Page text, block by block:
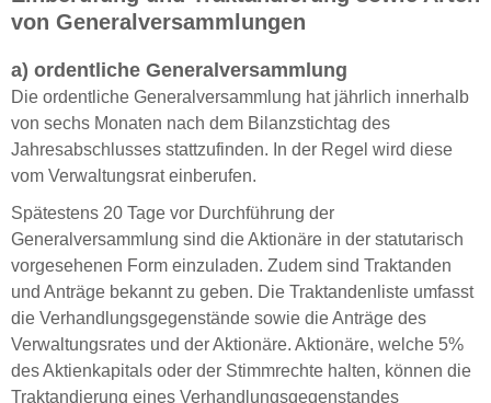
von Generalversammlungen
a) ordentliche Generalversammlung
Die ordentliche Generalversammlung hat jährlich innerhalb
von sechs Monaten nach dem Bilanzstichtag des
Jahresabschlusses stattzufinden. In der Regel wird diese
vom Verwaltungsrat einberufen.
Spätestens 20 Tage vor Durchführung der
Generalversammlung sind die Aktionäre in der statutarisch
vorgesehenen Form einzuladen. Zudem sind Traktanden
und Anträge bekannt zu geben. Die Traktandenliste umfasst
die Verhandlungsgegenstände sowie die Anträge des
Verwaltungsrates und der Aktionäre. Aktionäre, welche 5%
des Aktienkapitals oder der Stimmrechte halten, können die
Traktandierung eines Verhandlungsgegenstandes